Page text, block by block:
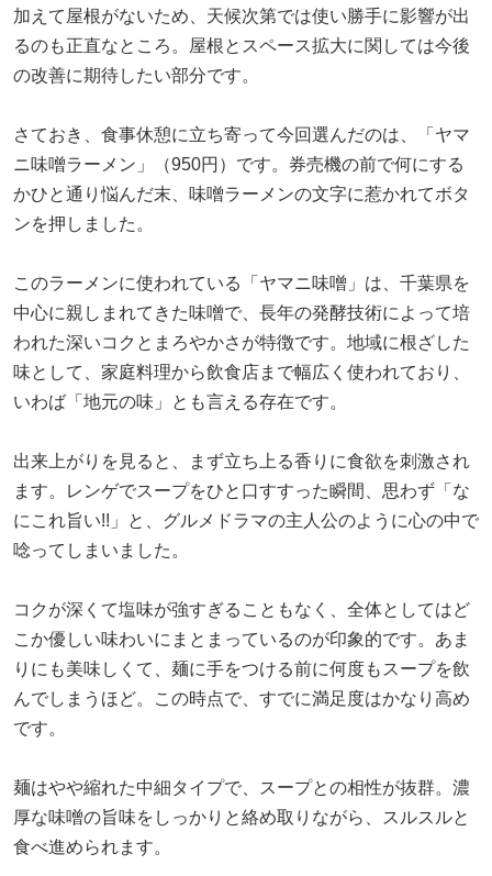
加えて屋根がないため、天候次第では使い勝手に影響が出
るのも正直なところ。屋根とスペース拡大に関しては今後
の改善に期待したい部分です。
さておき、食事休憩に立ち寄って今回選んだのは、「ヤマ
ニ味噌ラーメン」（950円）です。券売機の前で何にする
かひと通り悩んだ末、味噌ラーメンの文字に惹かれてボタ
ンを押しました。
このラーメンに使われている「ヤマニ味噌」は、千葉県を
中心に親しまれてきた味噌で、長年の発酵技術によって培
われた深いコクとまろやかさが特徴です。地域に根ざした
味として、家庭料理から飲食店まで幅広く使われており、
いわば「地元の味」とも言える存在です。
出来上がりを見ると、まず立ち上る香りに食欲を刺激され
ます。レンゲでスープをひと口すすった瞬間、思わず「な
にこれ旨い!!」と、グルメドラマの主人公のように心の中で
唸ってしまいました。
コクが深くて塩味が強すぎることもなく、全体としてはど
こか優しい味わいにまとまっているのが印象的です。あま
りにも美味しくて、麺に手をつける前に何度もスープを飲
んでしまうほど。この時点で、すでに満足度はかなり高め
です。
麺はやや縮れた中細タイプで、スープとの相性が抜群。濃
厚な味噌の旨味をしっかりと絡め取りながら、スルスルと
食べ進められます。